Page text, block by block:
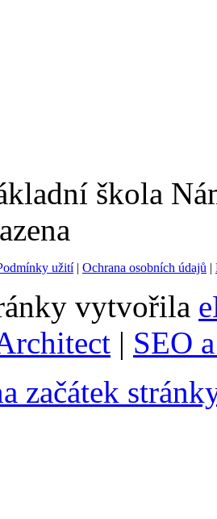
škola
užití| Ochrana osobních údajů |
vytvořila
| SEO
začátek